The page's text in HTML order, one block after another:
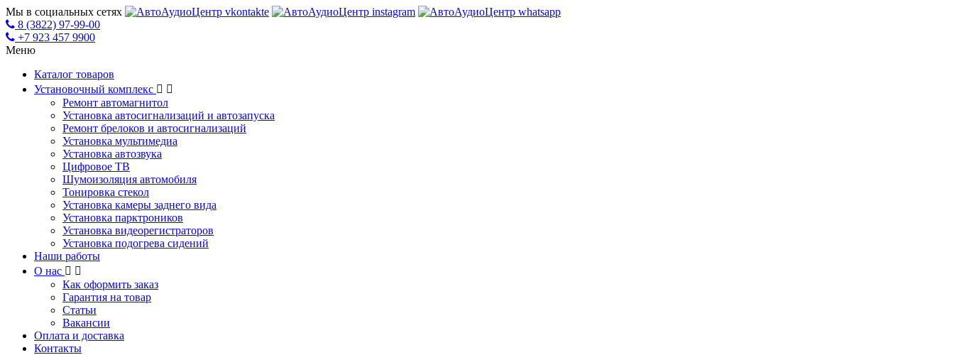
Мы в социальных сетях
8 (3822) 97-99-00
+7 923 457 9900
Меню
Каталог товаров
Установочный комплекс
Ремонт автомагнитол
Установка автосигнализаций и автозапуска
Ремонт брелоков и автосигнализаций
Установка мультимедиа
Установка автозвука
Цифровое ТВ
Шумоизоляция автомобиля
Тонировка стекол
Установка камеры заднего вида
Установка парктроников
Установка видеорегистраторов
Установка подогрева сидений
Наши работы
О нас
Как оформить заказ
Гарантия на товар
Статьи
Вакансии
Оплата и доставка
Контакты